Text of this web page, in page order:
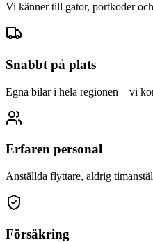
Vi känner till gator, portkoder
Snabbt på plats
Egna bilar i hela regionen – vi
Erfaren personal
Anställda flyttare, aldrig
Försäkring